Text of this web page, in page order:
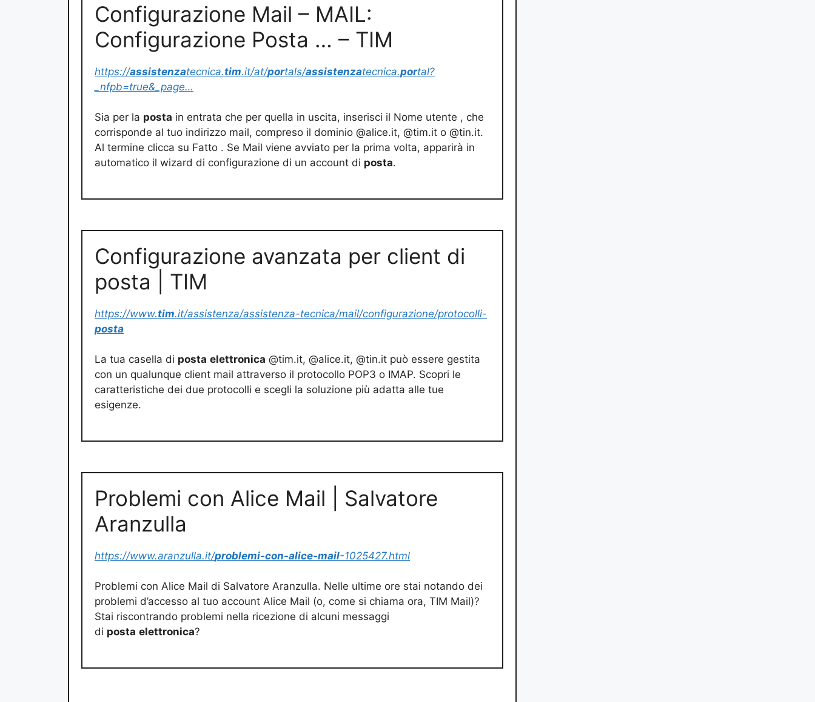
Configurazione Mail – MAIL:
Configurazione Posta … – TIM
https://assistenzatecnica.tim.it/at/portals/assistenzatecnica.portal?
_nfpb=true&_page…
Sia per la posta in entrata che per quella in uscita, inserisci il Nome utente , che
corrisponde al tuo indirizzo mail, compreso il dominio @alice.it, @tim.it o @tin.it.
Al termine clicca su Fatto . Se Mail viene avviato per la prima volta, apparirà in
automatico il wizard di configurazione di un account di posta.
Configurazione avanzata per client di
posta | TIM
https://www.tim.it/assistenza/assistenza-tecnica/mail/configurazione/protocolli-
posta
La tua casella di posta elettronica @tim.it, @alice.it, @tin.it può essere gestita
con un qualunque client mail attraverso il protocollo POP3 o IMAP. Scopri le
caratteristiche dei due protocolli e scegli la soluzione più adatta alle tue
esigenze.
Problemi con Alice Mail | Salvatore
Aranzulla
https://www.aranzulla.it/problemi-con-alice-mail-1025427.html
Problemi con Alice Mail di Salvatore Aranzulla. Nelle ultime ore stai notando dei
problemi d’accesso al tuo account Alice Mail (o, come si chiama ora, TIM Mail)?
Stai riscontrando problemi nella ricezione di alcuni messaggi
di posta elettronica?